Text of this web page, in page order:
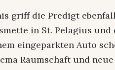
griff die Predigt
in St. Pelagius
eingeparkten Auto
Raumschaft und